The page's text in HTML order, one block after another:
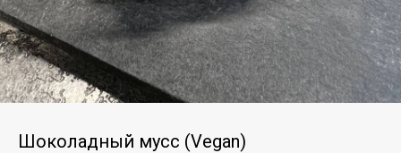
Шоколадный мусс (Vegan)